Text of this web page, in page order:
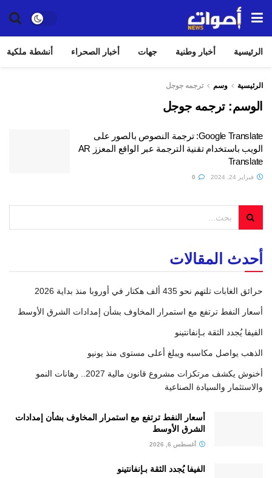
الرئيسية أخبار وطنية جهات أخبار الصحراء أنشطة ملكية
الرئيسية وسم ترجمه جوجل
الوسم:ترجمه جوجل
Google Translate: ترجمة النصوص بالصور على
الويب باستخدام تقنية الترجمة عبر الواقع المعزز AR
Translate
فبراير 24, 2024
أحدث المقالات
حرائق الغابات تلتهم نحو 435 ألف هكتار في أوروبا منذ بداية 2026
أسعار النفط ترتفع مع استمرار المخاوف بشأن إمدادات الشرق الأوسط
الفيفا يُجدد الثقة بـإنفانتينو
الذهب يواصل مكاسبه ويبلغ أعلى مستوى منذ يونيو
أخنوش يكشف مرتكزات مشروع قانون مالية 2027.. رهانات النمو
والاستثمار والسيادة الصناعية
أسعار النفط ترتفع مع استمرار المخاوف بشأن إمدادات
الشرق الأوسط
أغسطس 6, 2026
الفيفا يُجدد الثقة بـإنفانتينو